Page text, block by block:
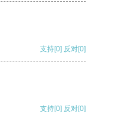
支持[0] 反对[0]
支持[0] 反对[0]